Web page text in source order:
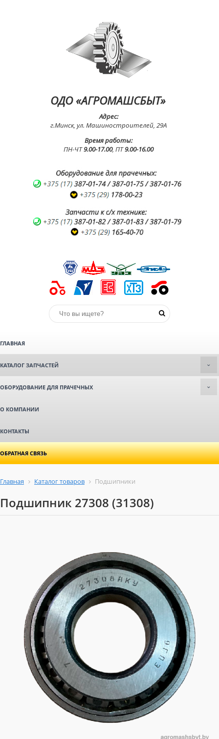
ОДО «АГРОМАШСБЫТ»
Адрес:
г.Минск, ул. Машиностроителей, 29А
Время работы:
ПН-ЧТ9.00-17.00, ПТ9.00-16.00
ГЛАВНАЯ
КАТАЛОГ ЗАПЧАСТЕЙ
ОБОРУДОВАНИЕ ДЛЯ ПРАЧЕЧНЫХ
О КОМПАНИИ
КОНТАКТЫ
ОБРАТНАЯ СВЯЗЬ
Главная Каталог товаров Подшипники
Подшипник 27308 (31308)